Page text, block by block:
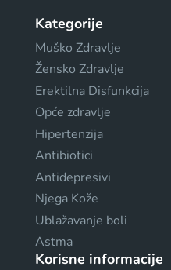
Kategorije
Muško Zdravlje
Žensko Zdravlje
Erektilna Disfunkcija
Opće zdravlje
Hipertenzija
Antibiotici
Antidepresivi
Njega Kože
Ublažavanje boli
Astma
Korisne informacije